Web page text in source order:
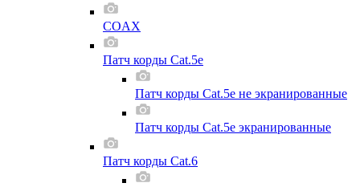
COAX
Патч корды Cat.5e
Патч корды Cat.5e не экранированные
Патч корды Cat.5e экранированные
Патч корды Cat.6